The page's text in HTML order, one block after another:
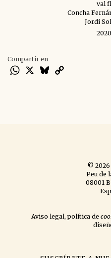
val
Concha
Jordi
Compartir en
WhatsApp
X Bluesky
© 2026
Peu de
08001
Aviso legal,política de